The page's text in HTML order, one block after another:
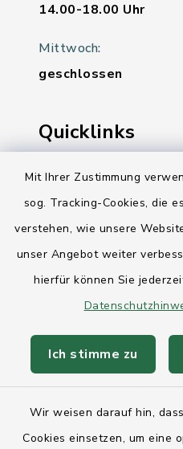
Mit Ihrer Zustimmung
sog. Tracking-Cookies, die
verstehen, wie unsere
unser Angebot weiter
hierfür können Sie
Ich stimme zu
Wir weisen darauf hin,
Cookies einsetzen, um eine
14.00-18.00 Uhr
Mittwoch:
geschlossen
Quicklinks
Ihre
Landesregierung
AktivRegion